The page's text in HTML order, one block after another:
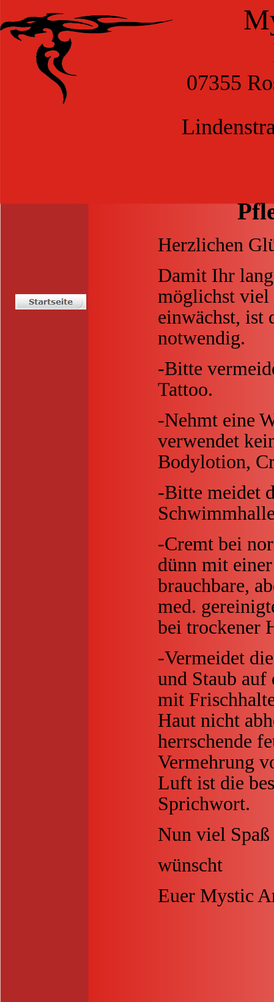
07355
Herzlichen
Damit Ihr
möglichst viel
einwächst, ist
notwendig.
-Bitte
Tattoo.
-Nehmt eine
verwendet
Bodylotion,
-Bitte meidet
-Cremt bei
dünn mit
brauchbare,
med.
bei trockener
-Vermeidet
und Staub
mit
Haut nicht
herrschende
Vermehrung
Luft ist die
Sprichwort.
Nun viel
wünscht
Euer Mystic